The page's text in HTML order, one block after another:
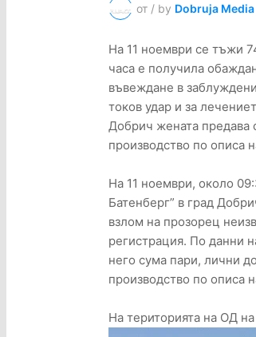
от / by Dobruja Media
На 11 ноември се тъжи
часа е получила
въвеждане в
токов удар и за
Добрич жената предава
производство по
На 11 ноември, около
Батенберг” в град
взлом на прозорец
регистрация. По данни
него сума пари, лични
производство по
На територията на ОД